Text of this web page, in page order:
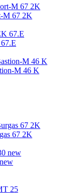
M 67 2K
M 46 K
67 2K